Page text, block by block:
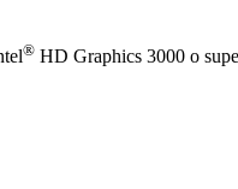
® HD Graphics 3000 o